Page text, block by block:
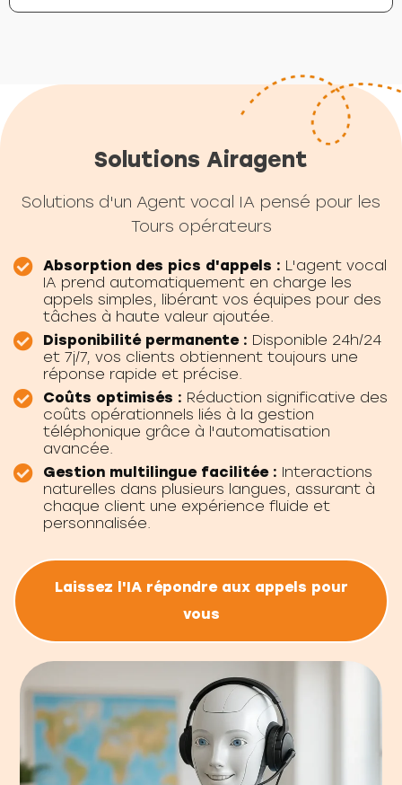
Solutions Airagent
Solutions d'un Agent vocal IA pensé pour les
Tours opérateurs
Absorption des pics d'appels : L'agent vocal
IA prend automatiquement en charge les
appels simples, libérant vos équipes pour des
tâches à haute valeur ajoutée.
Disponibilité permanente : Disponible 24h/24
et 7j/7, vos clients obtiennent toujours une
réponse rapide et précise.
Coûts optimisés : Réduction significative des
coûts opérationnels liés à la gestion
téléphonique grâce à l'automatisation
avancée.
Gestion multilingue facilitée : Interactions
naturelles dans plusieurs langues, assurant à
chaque client une expérience fluide et
personnalisée.
Laissez l'IA répondre aux appels pour
vous